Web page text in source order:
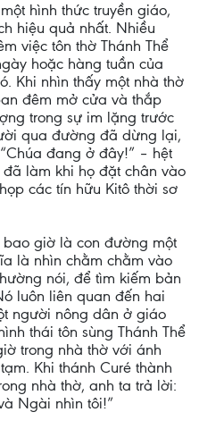
hình thức truyền giáo,
hiệu quả nhất. Nhiều
việc tôn thờ Thánh Thể
hoặc hàng tuần của
Khi nhìn thấy một nhà thờ
đêm mở cửa và thắp
trong sự im lặng trước
qua đường đã dừng lại,
đang ở đây!” – hệt
làm khi họ đặt chân vào
các tín hữu Kitô thời sơ
giờ là con đường một
là nhìn chằm chằm vào
nói, để tìm kiếm bản
luôn liên quan đến hai
người nông dân ở giáo
thái tôn sùng Thánh Thể
trong nhà thờ với ánh
Khi thánh Curé thành
nhà thờ, anh ta trả lời:
Ngài nhìn tôi!”